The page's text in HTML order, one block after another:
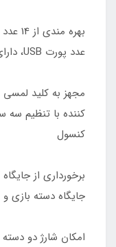
عدد پورت USB، دارای جایگاه قراردهی کنترل
مجهز به کلید
کننده با تنظیم
کنسول
جایگاه دسته بازی
امکان شارژ دو